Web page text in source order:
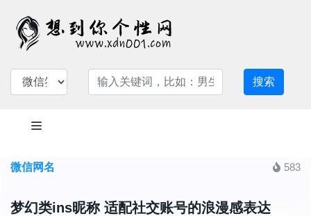
搜索
微信网名 583
梦幻类ins昵称 适配社交账号的浪漫感表达